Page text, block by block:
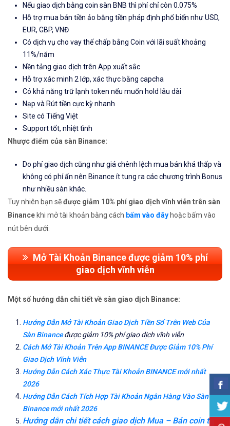
Nếu giao dịch bằng coin sàn BNB thì phí chỉ còn 0.075%
Hỗ trợ mua bán tiền ảo bằng tiền pháp định phổ biến như USD,
EUR, GBP, VNĐ
Có dịch vụ cho vay thế chấp bằng Coin với lãi suất khoảng
11%/năm
Nền tảng giao dịch trên App xuất sắc
Hỗ trợ xác minh 2 lớp, xác thực bằng capcha
Có khả năng trữ lạnh token nếu muốn hold lâu dài
Nạp và Rút tiền cực kỳ nhanh
Site có Tiếng Việt
Support tốt, nhiệt tình
Nhược điểm của sàn Binance:
Do phí giao dịch cũng như giá chênh lệch mua bán khá thấp và
không có phí ẩn nên Binance ít tung ra các chương trình Bonus
như nhiều sàn khác.
Tuy nhiên bạn sẽđược giảm 10% phí giao dịch vĩnh viễn trên sàn
Binance khi mở tài khoản bằng cách bấm vào đây hoặc bấm vào
nút bên dưới:
Mở Tài Khoản Binance được giảm 10% phí
giao dịch vĩnh viễn
Một số hướng dẫn chi tiết về sàn giao dịch Binance:
Hướng Dẫn Mở Tài Khoản Giao Dịch Tiền Số Trên Web Của
Sàn Binanceđược giảm 10% phí giao dịch vĩnh viễn
Cách Mở Tài Khoản Trên App BINANCE Được Giảm 10% Phí
Giao Dịch Vĩnh Viễn
Hướng Dẫn Cách Xác Thực Tài Khoản BINANCE mới nhất
2026
Hướng Dẫn Cách Tích Hợp Tài Khoản Ngân Hàng Vào Sàn
Binance mới nhất 2026
Hướng dẫn chi tiết cách giao dịch Mua – Bán coin trên